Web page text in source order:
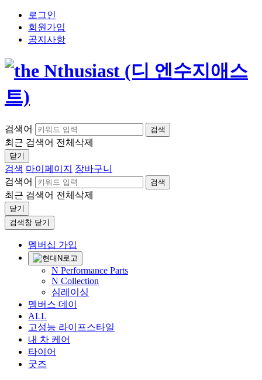
로그인
회원가입
공지사항
검색어 검색
최근 검색어 전체삭제
닫기
검색 마이페이지
장바구니
검색어
검색
최근 검색어 전체삭제
닫기
검색창 닫기
멤버십 가입
N Performance Parts
N Collection
심레이싱
멤버스 데이
ALL
고성능 라이프스타일
내 차 케어
타이어
굿즈